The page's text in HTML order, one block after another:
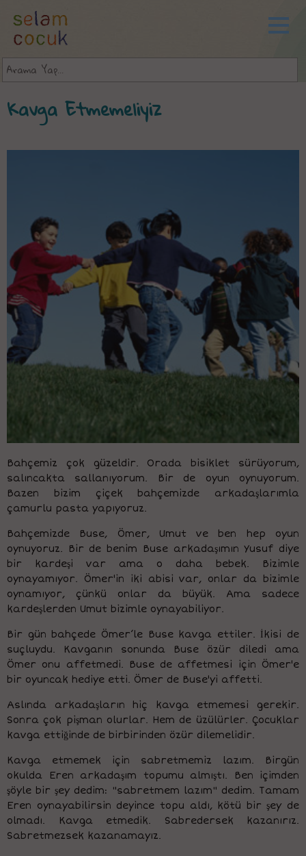
Kavga Etmemeliyiz
Bahçemiz çok güzeldir. Orada bisiklet sürüyorum,
salıncakta sallanıyorum. Bir de oyun oynuyorum.
Bazen bizim çiçek bahçemizde arkadaşlarımla
çamurlu pasta yapıyoruz.
Bahçemizde Buse, Ömer, Umut ve ben hep oyun
oynuyoruz. Bir de benim Buse arkadaşımın Yusuf diye
bir kardeşi var ama o daha bebek. Bizimle
oynayamıyor. Ömer'in iki abisi var, onlar da bizimle
oynamıyor, çünkü onlar da büyük. Ama sadece
kardeşlerden Umut bizimle oynayabiliyor.
Bir gün bahçede Ömer’le Buse kavga ettiler. İkisi de
suçluydu. Kavganın sonunda Buse özür diledi ama
Ömer onu affetmedi. Buse de affetmesi için Ömer'e
bir oyuncak hediye etti. Ömer de Buse'yi affetti.
Aslında arkadaşların hiç kavga etmemesi gerekir.
Sonra çok pişman olurlar. Hem de üzülürler. Çocuklar
kavga ettiğinde de birbirinden özür dilemelidir.
Kavga etmemek için sabretmemiz lazım. Birgün
okulda Eren arkadaşım topumu almıştı. Ben içimden
şöyle bir şey dedim: "sabretmem lazım" dedim. Tamam
Eren oynayabilirsin deyince topu aldı, kötü bir şey de
olmadı. Kavga etmedik. Sabredersek kazanırız.
Sabretmezsek kazanamayız.